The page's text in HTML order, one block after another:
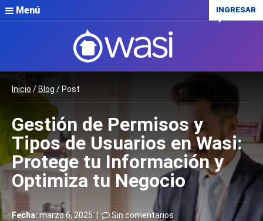
Menú INGRESAR
Inicio / Blog / Post
Gestión de Permisos y
Tipos de Usuarios en Wasi:
Protege tu Información y
Optimiza tu Negocio
Fecha: marzo 6, 2025 | Sin comentarios